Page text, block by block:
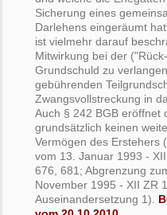
Sicherung eines
Darlehens eingeräumt
ist vielmehr darauf
Mitwirkung bei der
Grundschuld zu
gebührenden
Zwangsvollstreckung in
Auch § 242 BGB eröffnet
grundsätzlich keinen
Vermögen des Erstehers
vom 13. Januar 1993 -
676, 681; Abgrenzung
November 1995 - XII ZR
Auseinandersetzung 1).